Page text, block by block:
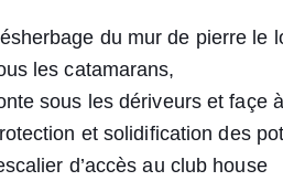
du mur de pierre le
les catamarans,
sous les dériveurs et façe
et solidification des
d’accès au club house